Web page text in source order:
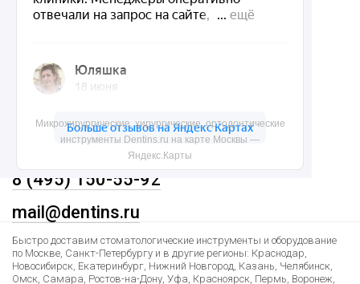
Микрохирургические, хирургические, ортодонтические
инструменты Dentins.ru на карте Москвы —
Яндекс.Карты
Политика конфиденциальности
Контакты
8 (495) 150-55-92
mail@dentins.ru
Быстро доставим стоматологические инструменты и оборудование
по Москве, Санкт-Петербургу и в другие регионы: Краснодар,
Новосибирск, Екатеринбург, Нижний Новгород, Казань, Челябинск,
Омск, Самара, Ростов-на-Дону, Уфа, Красноярск, Пермь, Воронеж,